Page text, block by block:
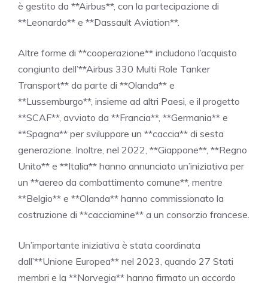
è gestito da **Airbus**, con la partecipazione di
**Leonardo** e **Dassault Aviation**.
Altre forme di **cooperazione** includono l’acquisto
congiunto dell’**Airbus 330 Multi Role Tanker
Transport** da parte di **Olanda** e
**Lussemburgo**, insieme ad altri Paesi, e il progetto
**SCAF**, avviato da **Francia**, **Germania** e
**Spagna** per sviluppare un **caccia** di sesta
generazione. Inoltre, nel 2022, **Giappone**, **Regno
Unito** e **Italia** hanno annunciato un’iniziativa per
un **aereo da combattimento comune**, mentre
**Belgio** e **Olanda** hanno commissionato la
costruzione di **cacciamine** a un consorzio francese.
Un’importante iniziativa è stata coordinata
dall’**Unione Europea** nel 2023, quando 27 Stati
membri e la **Norvegia** hanno firmato un accordo